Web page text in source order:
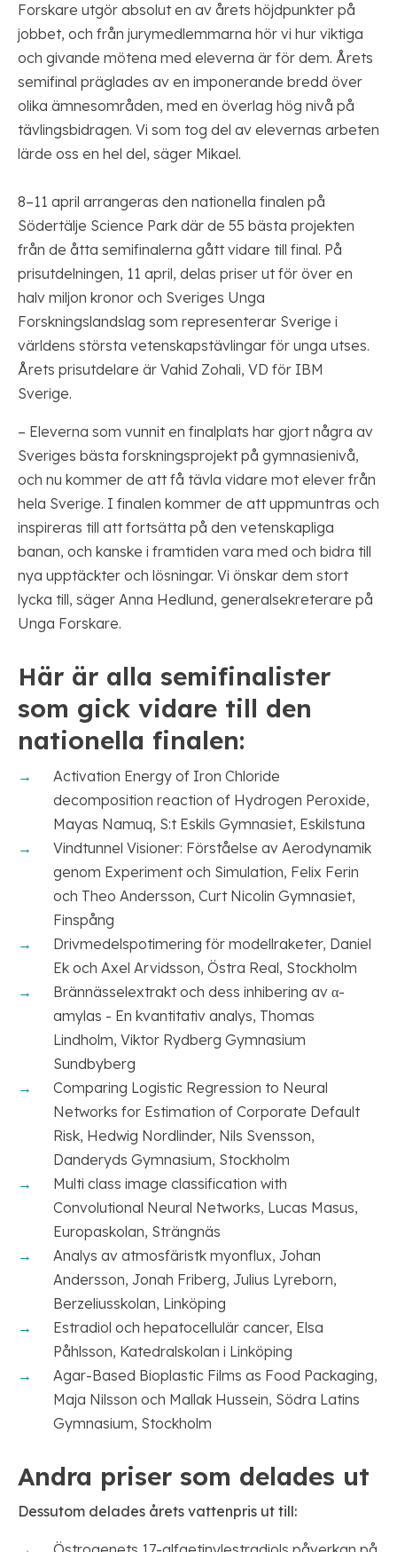
Forskare utgör absolut en av årets höjdpunkter på
jobbet, och från jurymedlemmarna hör vi hur viktiga
och givande mötena med eleverna är för dem. Årets
semifinal präglades av en imponerande bredd över
olika ämnesområden, med en överlag hög nivå på
tävlingsbidragen. Vi som tog del av elevernas arbeten
lärde oss en hel del, säger Mikael.
8–11 april arrangeras den nationella finalen på
Södertälje Science Park där de 55 bästa projekten
från de åtta semifinalerna gått vidare till final. På
prisutdelningen, 11 april, delas priser ut för över en
halv miljon kronor och Sveriges Unga
Forskningslandslag som representerar Sverige i
världens största vetenskapstävlingar för unga utses.
Årets prisutdelare är Vahid Zohali, VD för IBM
Sverige.
– Eleverna som vunnit en finalplats har gjort några av
Sveriges bästa forskningsprojekt på gymnasienivå,
och nu kommer de att få tävla vidare mot elever från
hela Sverige. I finalen kommer de att uppmuntras och
inspireras till att fortsätta på den vetenskapliga
banan, och kanske i framtiden vara med och bidra till
nya upptäckter och lösningar. Vi önskar dem stort
lycka till, säger Anna Hedlund, generalsekreterare på
Unga Forskare.
Här är alla semifinalister
som gick vidare till den
nationella finalen:
Activation Energy of Iron Chloride
decomposition reaction of Hydrogen Peroxide,
Mayas Namuq, S:t Eskils Gymnasiet, Eskilstuna
Vindtunnel Visioner: Förståelse av Aerodynamik
genom Experiment och Simulation, Felix Ferin
och Theo Andersson, Curt Nicolin Gymnasiet,
Finspång
Drivmedelspotimering för modellraketer, Daniel
Ek och Axel Arvidsson, Östra Real, Stockholm
Brännässelextrakt och dess inhibering av α-
amylas - En kvantitativ analys, Thomas
Lindholm, Viktor Rydberg Gymnasium
Sundbyberg
Comparing Logistic Regression to Neural
Networks for Estimation of Corporate Default
Risk, Hedwig Nordlinder, Nils Svensson,
Danderyds Gymnasium, Stockholm
Multi class image classification with
Convolutional Neural Networks, Lucas Masus,
Europaskolan, Strängnäs
Analys av atmosfäristk myonflux, Johan
Andersson, Jonah Friberg, Julius Lyreborn,
Berzeliusskolan, Linköping
Estradiol och hepatocellulär cancer, Elsa
Påhlsson, Katedralskolan i Linköping
Agar-Based Bioplastic Films as Food Packaging,
Maja Nilsson och Mallak Hussein, Södra Latins
Gymnasium, Stockholm
Andra priser som delades ut
Dessutom delades årets vattenpris ut till: